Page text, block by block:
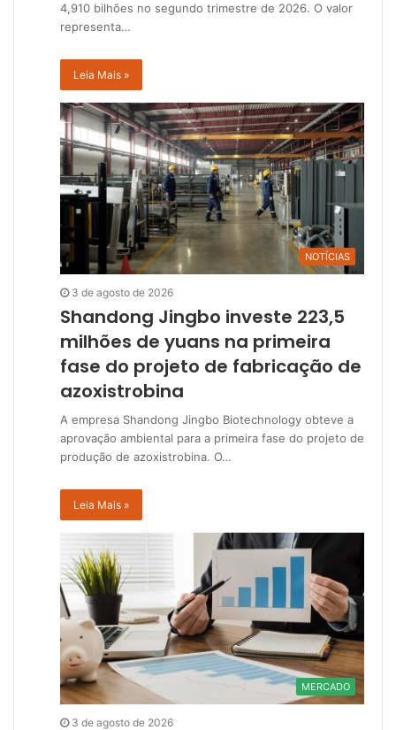
4,910 bilhões no segundo trimestre de 2026. O valor
representa…
Leia Mais »
NOTÍCIAS
3 de agosto de 2026
Shandong Jingbo investe 223,5
milhões de yuans na primeira
fase do projeto de fabricação de
azoxistrobina
A empresa Shandong Jingbo Biotechnology obteve a
aprovação ambiental para a primeira fase do projeto de
produção de azoxistrobina. O…
Leia Mais »
MERCADO
3 de agosto de 2026